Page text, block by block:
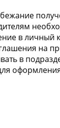
в личный
на
в